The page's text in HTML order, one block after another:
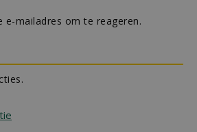
mailadres om te reageren.